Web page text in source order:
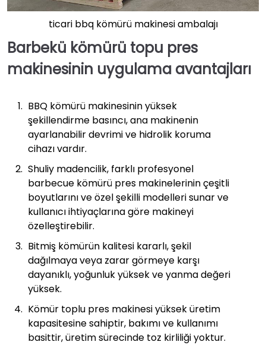
ticari bbq kömürü makinesi ambalajı
Barbekü kömürü topu pres
makinesinin uygulama avantajları
BBQ kömürü makinesinin yüksek
şekillendirme basıncı, ana makinenin
ayarlanabilir devrimi ve hidrolik koruma
cihazı vardır.
Shuliy madencilik, farklı profesyonel
barbecue kömürü pres makinelerinin çeşitli
boyutlarını ve özel şekilli modelleri sunar ve
kullanıcı ihtiyaçlarına göre makineyi
özelleştirebilir.
Bitmiş kömürün kalitesi kararlı, şekil
dağılmaya veya zarar görmeye karşı
dayanıklı, yoğunluk yüksek ve yanma değeri
yüksek.
Kömür toplu pres makinesi yüksek üretim
kapasitesine sahiptir, bakımı ve kullanımı
basittir, üretim sürecinde toz kirliliği yoktur.